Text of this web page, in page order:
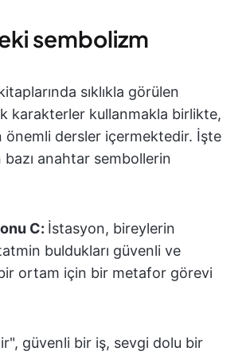
sembolizm
sıklıkla görülen
karakterler kullanmakla birlikte,
önemli dersler içermektedir. İşte
anahtar sembollerin
C: İstasyon, bireylerin
buldukları güvenli ve
ortam için bir metafor görevi
güvenli bir iş, sevgi dolu bir